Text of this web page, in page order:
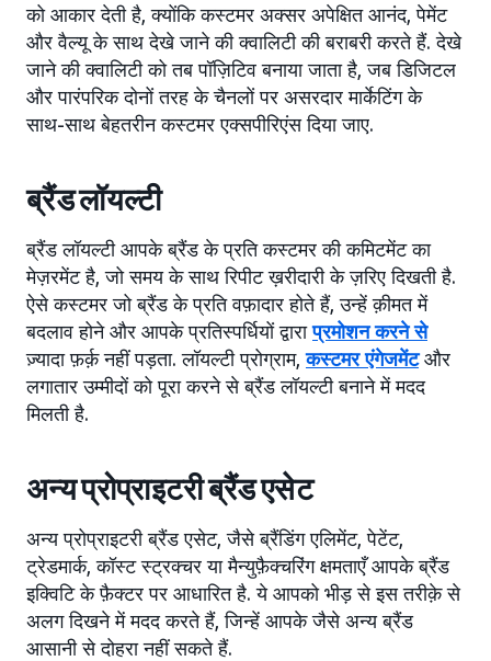
को आकार देती है, क्योंकि कस्टमर अक्सर अपेक्षित आनंद, पेमेंट
और वैल्यू के साथ देखे जाने की क्वालिटी की बराबरी करते हैं. देखे
जाने की क्वालिटी को तब पॉज़िटिव बनाया जाता है, जब डिजिटल
और पारंपरिक दोनों तरह के चैनलों पर असरदार मार्केटिंग के
साथ-साथ बेहतरीन कस्टमर एक्सपीरिएंस दिया जाए.
ब्रैंड लॉयल्टी
ब्रैंड लॉयल्टी आपके ब्रैंड के प्रति कस्टमर की कमिटमेंट का
मेज़रमेंट है, जो समय के साथ रिपीट ख़रीदारी के ज़रिए दिखती है.
ऐसे कस्टमर जो ब्रैंड के प्रति वफ़ादार होते हैं, उन्हें क़ीमत में
बदलाव होने और आपके प्रतिस्पर्धियों द्वाराप्रमोशन करने से
ज़्यादा फ़र्क़ नहीं पड़ता. लॉयल्टी प्रोग्राम,कस्टमर एंगेजमेंटऔर
लगातार उम्मीदों को पूरा करने से ब्रैंड लॉयल्टी बनाने में मदद
मिलती है.
अन्य प्रोप्राइटरी ब्रैंड एसेट
अन्य प्रोप्राइटरी ब्रैंड एसेट, जैसे ब्रैंडिंग एलिमेंट, पेटेंट,
ट्रेडमार्क, कॉस्ट स्ट्रक्चर या मैन्युफ़ैक्चरिंग क्षमताएँ आपके ब्रैंड
इक्विटि के फ़ैक्टर पर आधारित है. ये आपको भीड़ से इस तरीक़े से
अलग दिखने में मदद करते हैं, जिन्हें आपके जैसे अन्य ब्रैंड
आसानी से दोहरा नहीं सकते हैं.